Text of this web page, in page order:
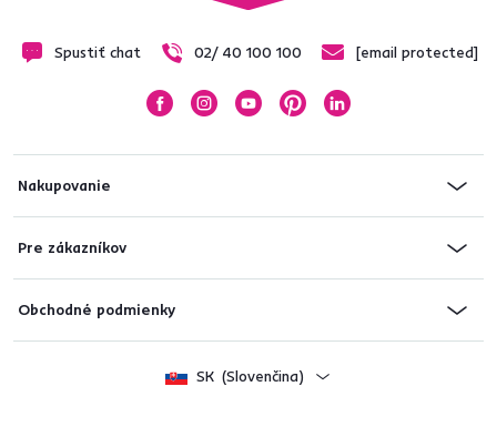
Spustiť chat 02/ 40 100 100 [email protected]
Nakupovanie
Pre zákazníkov
Obchodné podmienky
SK (Slovenčina)